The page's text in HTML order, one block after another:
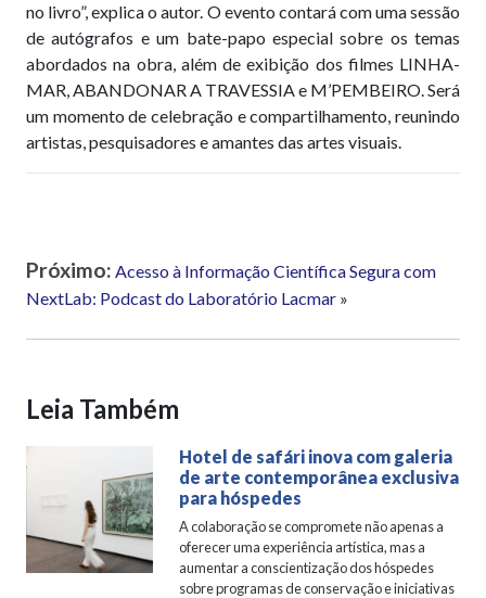
no livro”, explica o autor. O evento contará com uma sessão
de autógrafos e um bate-papo especial sobre os temas
abordados na obra, além de exibição dos filmes LINHA-
MAR, ABANDONAR A TRAVESSIA e M’PEMBEIRO. Será
um momento de celebração e compartilhamento, reunindo
artistas, pesquisadores e amantes das artes visuais.
Próximo: Acesso à Informação Científica Segura com
NextLab: Podcast do Laboratório Lacmar »
Leia Também
Hotel de safári inova com galeria
de arte contemporânea exclusiva
para hóspedes
A colaboração se compromete não apenas a
oferecer uma experiência artística, mas a
aumentar a conscientização dos hóspedes
sobre programas de conservação e iniciativas